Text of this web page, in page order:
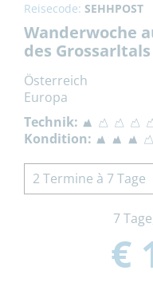
Reisecode: SEHHPOST
Wanderwoche
des Grossarltals
Österreich
Europa
Technik:
Kondition:
2 Termine à 7 Tage
7
€